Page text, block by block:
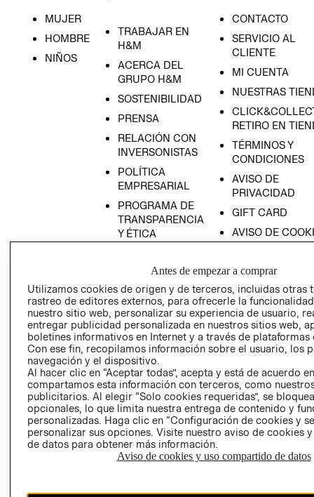
MUJER
HOMBRE
NIÑOS
TRABAJAR EN
H&M
ACERCA DEL
GRUPO H&M
SOSTENIBILIDAD
PRENSA
RELACIÓN CON
INVERSONISTAS
POLÍTICA
EMPRESARIAL
PROGRAMA DE
TRANSPARENCIA
Y ÉTICA
PROGRAMA DE
Y ÉTICA (INGLÉS)
CONTACTO
SERVICIO AL
CLIENTE
MI CUENTA
NUESTRAS
RETIRO EN
TÉRMINOS Y
CONDICIONES
AVISO DE
PRIVACIDAD
GIFT CARD
AVISO DE
COMERCIO - SIC
PETICIONES
QUEJAS Y
RECLAMOS
Colombia ($)
CAMBIAR REGIÓN
Antes de empezar a comprar
Utilizamos cookies de origen y de terceros, incluidas otras
rastreo de editores externos, para ofrecerle la
nuestro sitio web, personalizar su experiencia de usuario,
entregar publicidad personalizada en nuestros sitios web,
boletines informativos en Internet y a través de plataformas
Con ese fin, recopilamos información sobre el usuario, los
navegación y el dispositivo.
Al hacer clic en “Aceptar todas”, acepta y está de acuerdo
compartamos esta información con terceros, como
publicitarios. Al elegir “Solo cookies requeridas”, se
opcionales, lo que limita nuestra entrega de contenido y
personalizadas. Haga clic en “Configuración de cookies y
personalizar sus opciones. Visite nuestro aviso de cookies
de datos para obtener más información.
Aviso de cookies y uso compartido de datos